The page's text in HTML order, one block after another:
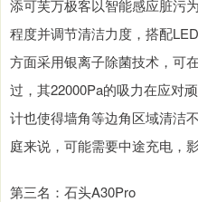
添可芙万极客以智能感应脏污
程度并调节清洁力度，搭配
方面采用银离子除菌技术，可
过，其22000Pa的吸力在应对
计也使得墙角等边角区域清洁
庭来说，可能需要中途充电，
第三名：石头A30Pro